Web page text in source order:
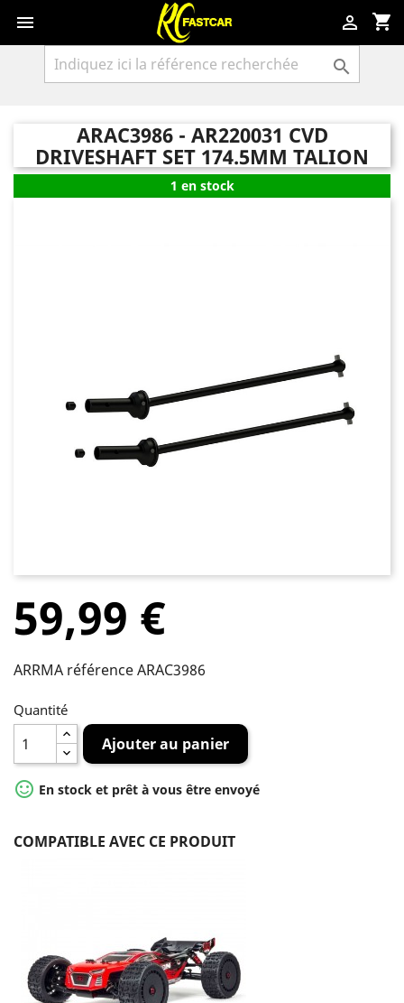
 shopping_cart


ARAC3986 - AR220031 CVD
DRIVESHAFT SET 174.5MM TALION
1 en stock
59,99 €
ARRMA référence ARAC3986
Quantité
Ajouter au panier
 En stock et prêt à vous être envoyé
COMPATIBLE AVEC CE PRODUIT